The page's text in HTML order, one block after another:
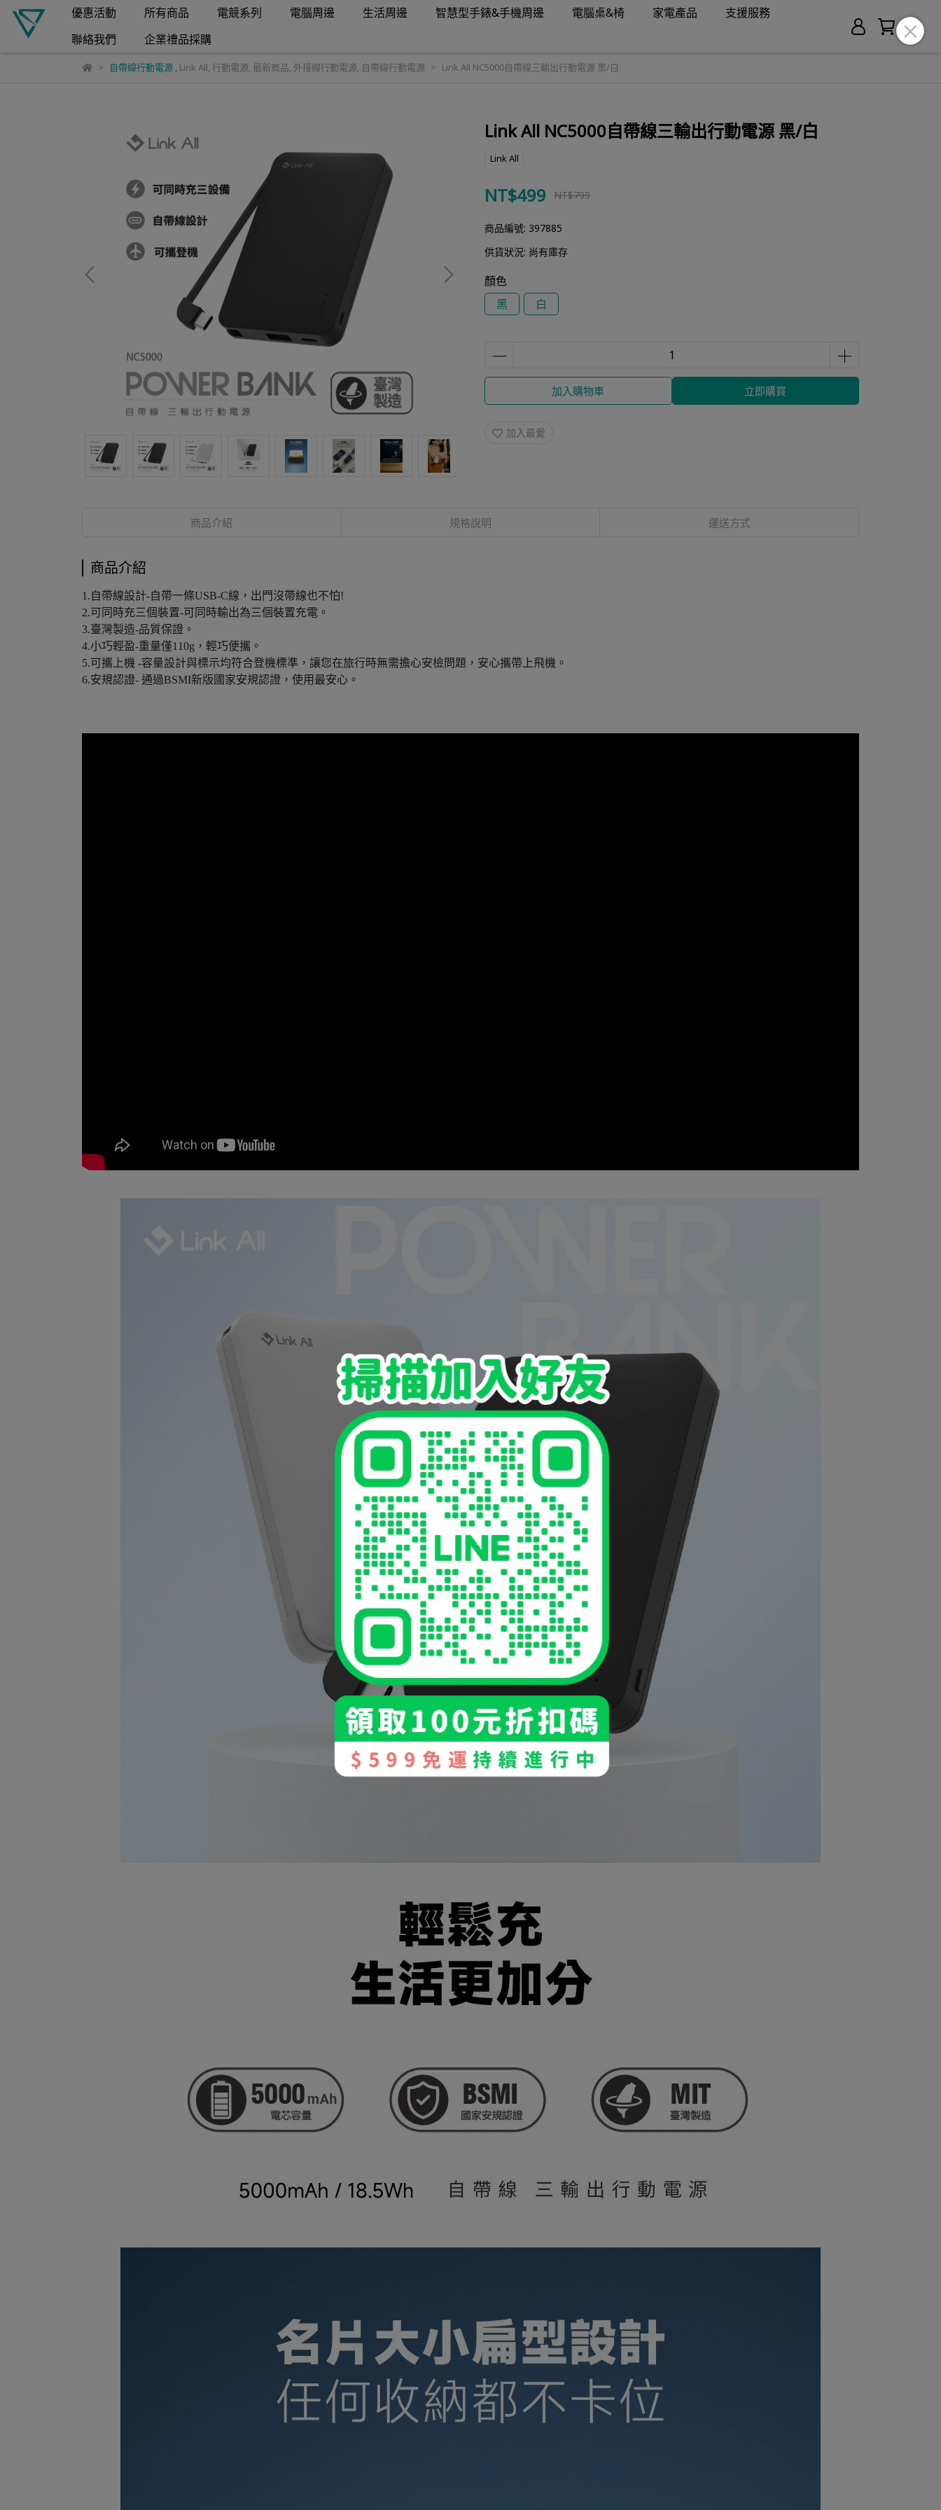
優惠活動 所有商品 電競系列 電腦周邊 生活周邊 智慧型手錶&手機周邊 電腦桌&椅 家電產品
支援服務
聯絡我們
企業禮品採購
自帶線行動電源, Link All, 行動電源, 最新商品, 外接線行動電源, 自帶線行動電源 Link All NC5000自帶線三輸出行動電源 黑/白
Link All NC5000自帶線三輸出行動電源 黑/白
Link All
NT$499 NT$799
商品編號: 397885
供貨狀況: 尚有庫存
顏色
黑
白
加入購物車 立即購買
加入最愛
商品介紹 規格說明 運送方式
商品介紹
1.自帶線設計-自帶一條USB-C線，出門沒帶線也不怕!
2.可同時充三個裝置-可同時輸出為三個裝置充電。
3.臺灣製造-品質保證。
4.小巧輕盈-重量僅110g，輕巧便攜。
5.可攜上機 -容量設計與標示均符合登機標準，讓您在旅行時無需擔心安檢問題，安心攜帶上飛機。
6.安規認證- 通過BSMI新版國家安規認證，使用最安心。